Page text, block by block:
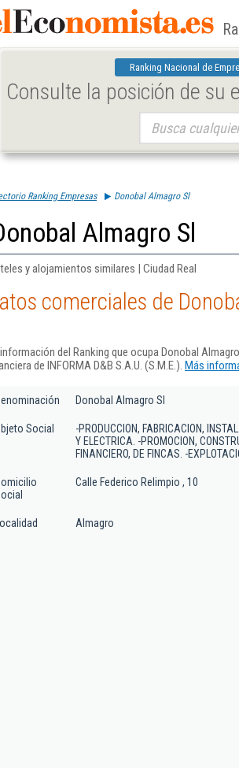
Ranking Nacional de
Consulte la posición de su
Ranking Empresas Donobal Almagro Sl
Almagro Sl
y alojamientos similares | Ciudad Real
comerciales de
del Ranking que ocupa Donobal
de INFORMA D&B S.A.U. (S.M.E.). Más
Donobal Almagro Sl
Social
-PRODUCCION, FABRICACION,
Y ELECTRICA. -PROMOCION,
FINANCIERO, DE FINCAS. -
Calle Federico Relimpio , 10
Localidad Almagro